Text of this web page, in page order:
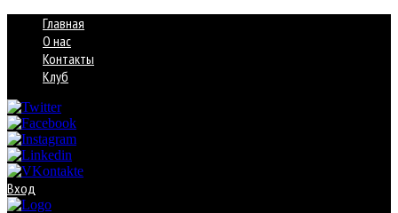
Главная
О нас
Контакты
Клуб
Вход